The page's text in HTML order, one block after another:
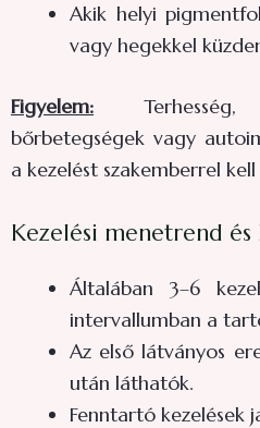
Akik helyi
vagy hegekkel
Figyelem: Terhesség,
bőrbetegségek vagy
a kezelést szakemberrel
Kezelési menetrend és
Általában 3–6
intervallumban a
Az első látványos
után láthatók.
Fenntartó kezelések